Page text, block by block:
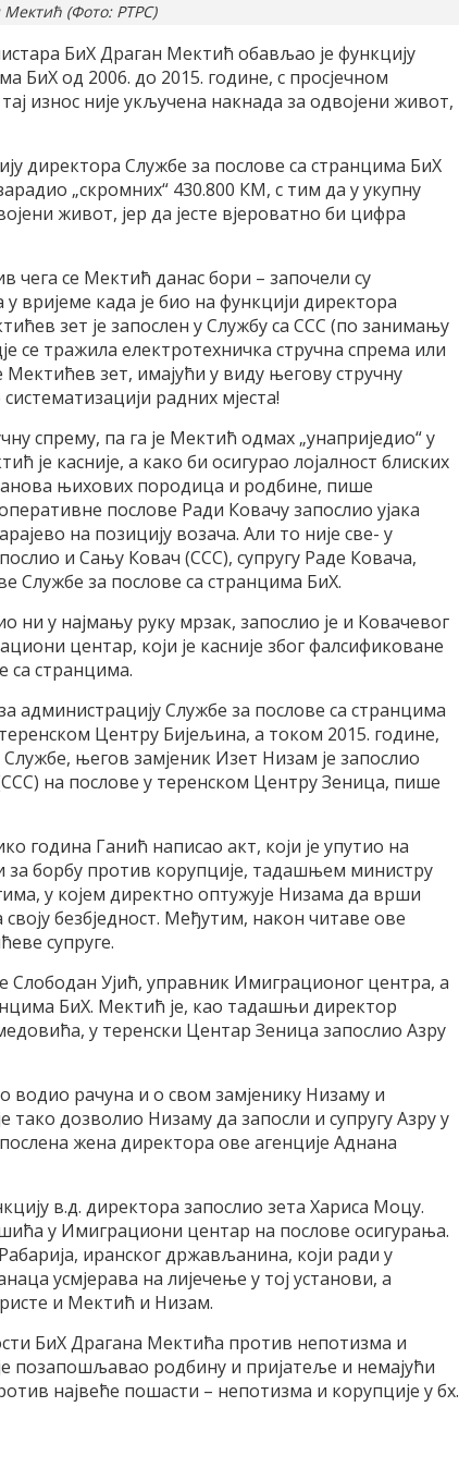
Мектић (Фото: РТРС)
БиХ Драган Мектић обављао је функцију
БиХ од 2006. до 2015. године, с просјечном
износ није укључена накнада за одвојени живот,
директора Службе за послове са странцима БиХ
„скромних“ 430.800 КМ, с тим да у укупну
живот, јер да јесте вјероватно би цифра
се Мектић данас бори – започели су
када је био на функцији директора
зет је запослен у Службу са ССС (по занимању
се тражила електротехничка стручна спрема или
зет, имајући у виду његову стручну
радних мјеста!
спрему, па га је Мектић одмах „унаприједио“ у
је касније, а како би осигурао лојалност блиских
њихових породица и родбине, пише
послове Ради Ковачу запослио ујака
на позицију возача. Али то није све- у
и Сању Ковач (ССС), супругу Раде Ковача,
Службе за послове са странцима БиХ.
ни у најмању руку мрзак, запослио је и Ковачевог
центар, који је касније због фалсификоване
са странцима.
администрацију Службе за послове са странцима
Центру Бијељина, а током 2015. године,
његов замјеник Изет Низам је запослио
на послове у теренском Центру Зеница, пише
година Ганић написао акт, који је упутио на
за борбу против корупције, тадашњем министру
у којем директно оптужује Низама да врши
безбједност. Међутим, након читаве ове
супруге.
Слободан Ујић, управник Имиграционог центра, а
БиХ. Мектић је, као тадашњи директор
у теренски Центар Зеница запослио Азру
водио рачуна и о свом замјенику Низаму и
дозволио Низаму да запосли и супругу Азру у
жена директора ове агенције Аднана
в.д. директора запослио зета Хариса Моцу.
у Имиграциони центар на послове осигурања.
иранског држављанина, који ради у
усмјерава на лијечење у тој установи, а
и Мектић и Низам.
БиХ Драгана Мектића против непотизма и
позапошљавао родбину и пријатеље и немајући
највеће пошасти – непотизма и корупције у бх.